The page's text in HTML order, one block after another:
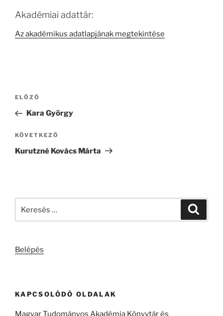
Akadémiai adattár:
Az akadémikus adatlapjának megtekintése
Bejegyzés
Korábbi
bejegyzés
ELŐZŐ
Kara György
Következő
bejegyzés
KÖVETKEZŐ
Kurutzné Kovács Márta
Belépés
KAPCSOLÓDÓ OLDALAK
Magyar Tudományos Akadémia Könyvtár és